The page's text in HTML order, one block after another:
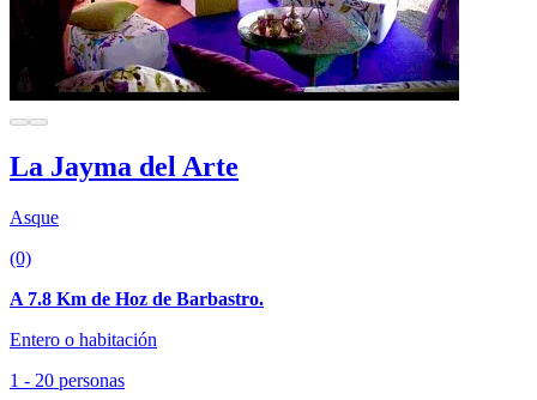
La Jayma del Arte
Asque
(0)
A 7.8 Km de Hoz de Barbastro.
Entero o habitación
1 - 20 personas